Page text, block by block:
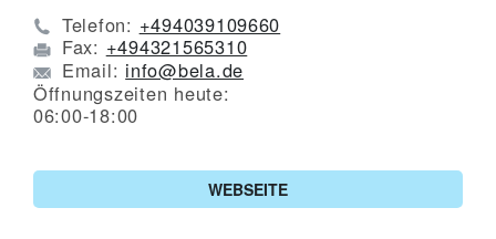
Telefon: +494039109660
Fax: +494321565310
Email: info@bela.de
Öffnungszeiten heute:
06:00-18:00
WEBSEITE